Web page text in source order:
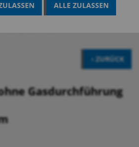
› DICHTHEIT KAMIN- UND
‹ ZURÜCK
Gasdurchführung
ALLE ZULASSEN